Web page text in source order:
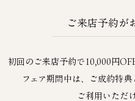
ご来店予約が
初回のご来店予約で10,000円
フェア期間中は、ご成約特
ご利用いただ